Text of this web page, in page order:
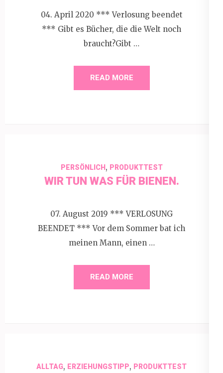
04. April 2020 *** Verlosung beendet
*** Gibt es Bücher, die die Welt noch
braucht?Gibt …
READ MORE
PERSÖNLICH, PRODUKTTEST
WIR TUN WAS FÜR BIENEN.
07. August 2019 *** VERLOSUNG
BEENDET *** Vor dem Sommer bat ich
meinen Mann, einen …
READ MORE
ALLTAG, ERZIEHUNGSTIPP, PRODUKTTEST